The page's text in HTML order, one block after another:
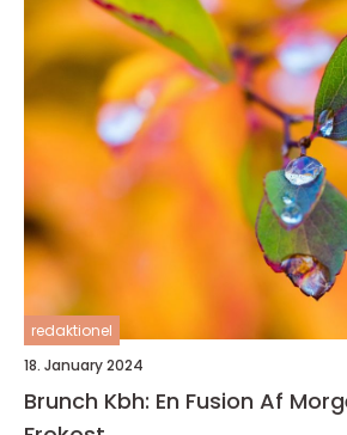
redaktionel
18. January 2024
Brunch Kbh: En Fusion Af